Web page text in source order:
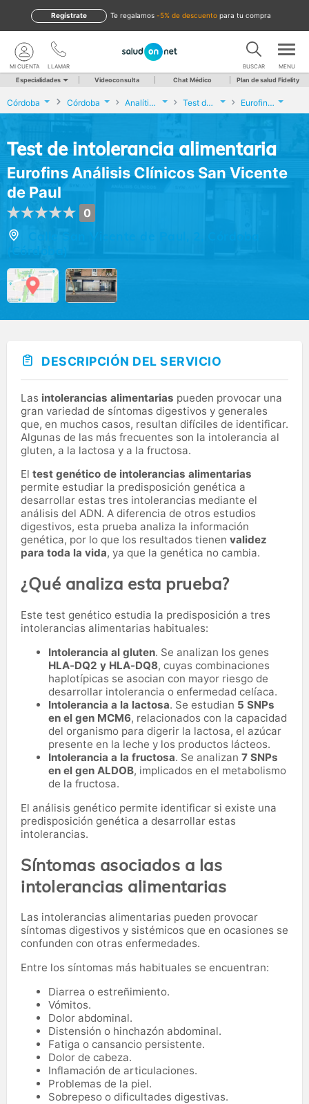
te regalamos -5% de descuento para tu compra
Regístrate
LLAMAR
MI CUENTA BUSCAR MENU
Especialidades Videoconsulta Chat Médico Plan de salud Fidelity
Córdoba Córdoba Analíticas y Genética Test de intolerancia alimentaria Eurofins Análisis Clínicos San Vicente de Paul
Test de intolerancia alimentaria
Eurofins Análisis Clínicos San Vicente
de Paul
0
Calle San Vicente de Paul, 2, Córdoba
DESCRIPCIÓN DEL SERVICIO
Las intolerancias alimentarias pueden provocar una
gran variedad de síntomas digestivos y generales
que, en muchos casos, resultan difíciles de identificar.
Algunas de las más frecuentes son la intolerancia al
gluten, a la lactosa y a la fructosa.
El test genético de intolerancias alimentarias
permite estudiar la predisposición genética a
desarrollar estas tres intolerancias mediante el
análisis del ADN. A diferencia de otros estudios
digestivos, esta prueba analiza la información
genética, por lo que los resultados tienen validez
para toda la vida, ya que la genética no cambia.
¿Qué analiza esta prueba?
Este test genético estudia la predisposición a tres
intolerancias alimentarias habituales:
Intolerancia al gluten. Se analizan los genes
HLA-DQ2 y HLA-DQ8, cuyas combinaciones
haplotípicas se asocian con mayor riesgo de
desarrollar intolerancia o enfermedad celíaca.
Intolerancia a la lactosa. Se estudian 5 SNPs
en el gen MCM6, relacionados con la capacidad
del organismo para digerir la lactosa, el azúcar
presente en la leche y los productos lácteos.
Intolerancia a la fructosa. Se analizan 7 SNPs
en el gen ALDOB, implicados en el metabolismo
de la fructosa.
El análisis genético permite identificar si existe una
predisposición genética a desarrollar estas
intolerancias.
Síntomas asociados a las
intolerancias alimentarias
Las intolerancias alimentarias pueden provocar
síntomas digestivos y sistémicos que en ocasiones se
confunden con otras enfermedades.
Entre los síntomas más habituales se encuentran:
Diarrea o estreñimiento.
Vómitos.
Dolor abdominal.
Distensión o hinchazón abdominal.
Fatiga o cansancio persistente.
Dolor de cabeza.
Inflamación de articulaciones.
Problemas de la piel.
Sobrepeso o dificultades digestivas.